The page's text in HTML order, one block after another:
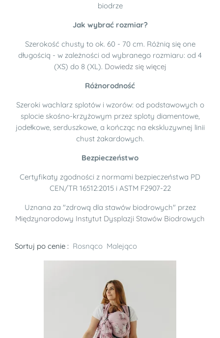
biodrze
Jak wybrać rozmiar?
Szerokość chusty to ok. 60 - 70 cm. Różnią się one
długością - w zależności od wybranego rozmiaru: od 4
(XS) do 8 (XL). Dowiedz się więcej
Różnorodność
Szeroki wachlarz splotów i wzorów: od podstawowych o
splocie skośno-krzyżowym przez sploty diamentowe,
jodełkowe, serduszkowe, a kończąc na ekskluzywnej linii
chust żakardowych.
Bezpieczeństwo
Certyfikaty zgodności z normami bezpieczeństwa PD
CEN/TR 16512:2015 i ASTM F2907-22
Uznana za "zdrową dla stawów biodrowych" przez
Międzynarodowy Instytut Dysplazji Stawów Biodrowych
Sortuj po cenie : Rosnąco Malejąco